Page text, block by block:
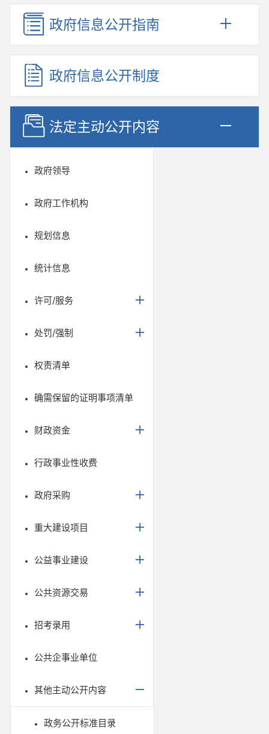
政府信息公开指南
政府信息公开制度
法定主动公开内容
政府领导
政府工作机构
规划信息
统计信息
许可/服务
处罚/强制
权责清单
确需保留的证明事项清单
财政资金
行政事业性收费
政府采购
重大建设项目
公益事业建设
公共资源交易
招考录用
公共企事业单位
其他主动公开内容
政务公开标准目录